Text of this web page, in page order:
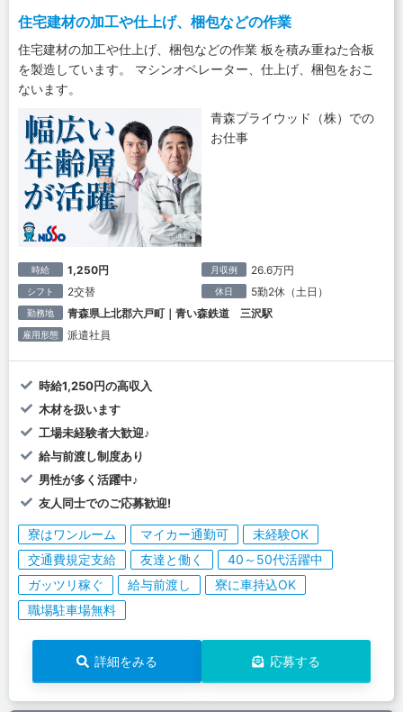
住宅建材の加工や仕上げ、梱包などの作業
住宅建材の加工や仕上げ、梱包などの作業 板を積み重ねた合板
を製造しています。 マシンオペレーター、仕上げ、梱包をおこ
ないます。
青森プライウッド（株）での
お仕事
時給 1,250円 月収例 26.6万円
シフト 2交替 休日 5勤2休（土日）
勤務地 青森県上北郡六戸町｜青い森鉄道 三沢駅
雇用形態 派遣社員
時給1,250円の高収入
木材を扱います
工場未経験者大歓迎♪
給与前渡し制度あり
男性が多く活躍中♪
友人同士でのご応募歓迎!
寮はワンルーム マイカー通勤可
未経験OK
交通費規定支給
友達と働く
40～50代活躍中
ガッツリ稼ぐ
給与前渡し
寮に車持込OK
職場駐車場無料
詳細をみる 応募する